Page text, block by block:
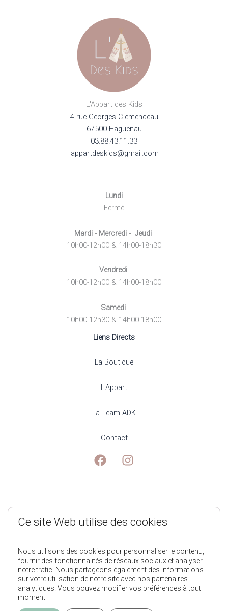
L'Appart des Kids
4 rue Georges Clemenceau
67500 Haguenau
03.88.43.11.33
lappartdeskids@gmail.com
Lundi
Fermé
Mardi - Mercredi - Jeudi
10h00-12h00 & 14h00-18h30
Vendredi
10h00-12h00 & 14h00-18h00
Samedi
10h00-12h30 & 14h00-18h00
Liens Directs
La Boutique
L'Appart
La Team ADK
Contact
Mentions Légales
Conditions générales de ventes
L'Appart des Kids © 2025
Ce site Web utilise des cookies
Nous utilisons des cookies pour personnaliser le contenu,
fournir des fonctionnalités de réseaux sociaux et analyser
notre trafic. Nous partageons également des informations
sur votre utilisation de notre site avec nos partenaires
analytiques. Vous pouvez modifier vos préférences à tout
moment